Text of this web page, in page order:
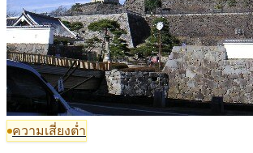
ความเสี่ยงต่ำ